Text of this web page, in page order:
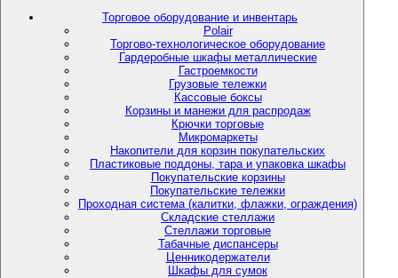
Торговое оборудование и инвентарь
Polair
Торгово-технологическое оборудование
Гардеробные шкафы металлические
Гастроемкости
Грузовые тележки
Кассовые боксы
Корзины и манежи для распродаж
Крючки торговые
Микромаркеты
Накопители для корзин покупательских
Пластиковые поддоны, тара и упаковка шкафы
Покупательские корзины
Покупательские тележки
Проходная система (калитки, флажки, ограждения)
Складские стеллажи
Стеллажи торговые
Табачные диспансеры
Ценникодержатели
Шкафы для сумок